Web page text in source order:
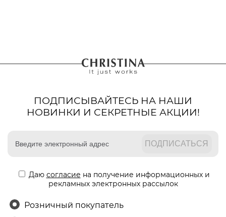
ПОДПИСЫВАЙТЕСЬ НА НАШИ
НОВИНКИ И СЕКРЕТНЫЕ АКЦИИ!
Даю согласие на получение информационных и
рекламных электронных рассылок
Розничный покупатель